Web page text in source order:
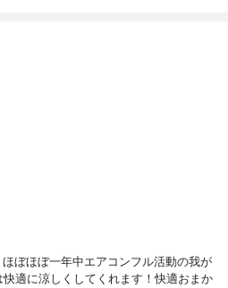
ぼほぼ一年中エアコンフル活動の我が
適に涼しくしてくれます！快適おまか